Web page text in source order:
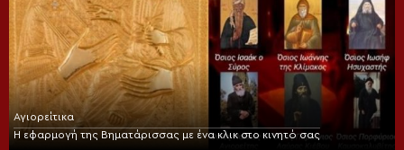
Αγιορείτικα
Η εφαρμογή της Βηματάρισσας με ένα κλικ στο κινητό σας